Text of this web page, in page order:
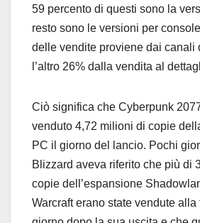
59 percento di questi sono la
resto sono le versioni per
delle vendite proviene dai canali
l’altro 26% dalla vendita al
Ciò significa che Cyberpunk
venduto 4,72 milioni di copie
PC il giorno del lancio. Pochi
Blizzard aveva riferito che più di
copie dell’espansione
Warcraft erano state vendute